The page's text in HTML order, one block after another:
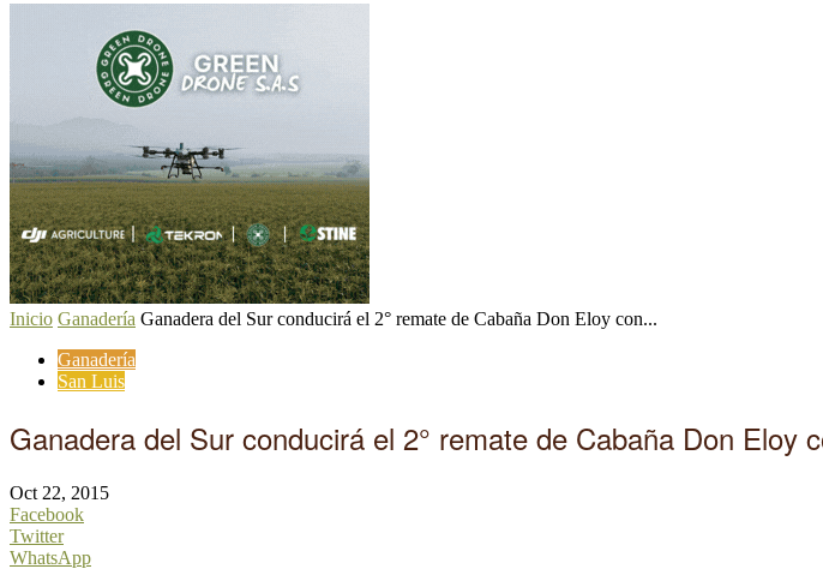
Inicio Ganadería Ganadera del Sur conducirá el 2° remate de Cabaña Don Eloy con...
Ganadería
San Luis
Ganadera del Sur conducirá el 2° remate de Cabaña Don Eloy
Oct 22, 2015
Facebook
Twitter
WhatsApp